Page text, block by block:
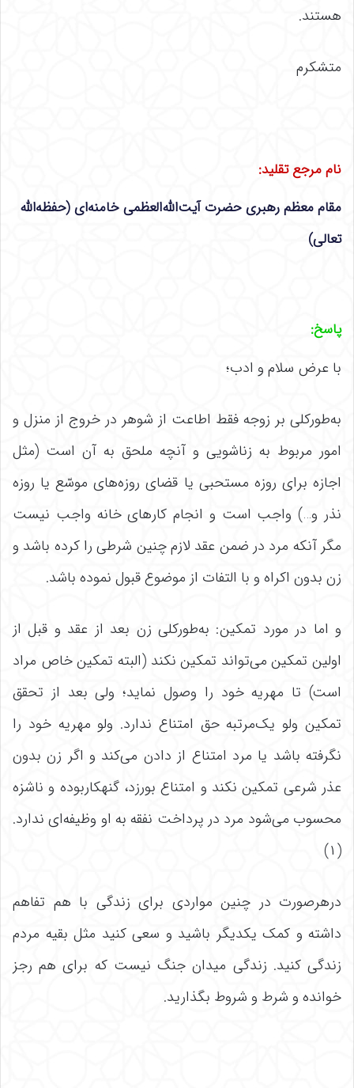
هستند.
متشکرم
نام مرجع تقلید:
مقام معظم رهبری حضرت آیت‌الله‌العظمی خامنه‌ای (حفظه‌الله
تعالی)
پاسخ:
با عرض سلام و ادب؛
به‌طورکلی بر زوجه فقط اطاعت از شوهر در خروج از منزل و
امور مربوط به زناشویی و آنچه ملحق به آن است (مثل
اجازه برای روزه مستحبی یا قضای روزه‌های موسّع یا روزه
نذر و…) واجب است و انجام کارهای خانه واجب نیست
مگر آنکه مرد در ضمن عقد لازم چنین شرطی را کرده باشد و
زن بدون اکراه و با التفات از موضوع قبول نموده باشد.
و اما در مورد تمکین: به‌طورکلی زن بعد از عقد و قبل از
اولین تمکین می‌تواند تمکین نکند (البته تمکین خاص مراد
است) تا مهریه خود را وصول نماید؛ ولی بعد از تحقق
تمکین ولو یک‌مرتبه حق امتناع ندارد. ولو مهریه خود را
نگرفته باشد یا مرد امتناع از دادن می‌کند و اگر زن بدون
عذر شرعی تمکین نکند و امتناع بورزد، گنهکاربوده و ناشزه
محسوب می‌شود مرد در پرداخت نفقه به او وظیفه‌ای ندارد.
(۱)
درهرصورت در چنین مواردی برای زندگی با هم تفاهم
داشته و کمک یکدیگر باشید و سعی کنید مثل بقیه مردم
زندگی کنید. زندگی میدان جنگ نیست که برای هم رجز
خوانده و شرط‌ و شروط بگذارید.